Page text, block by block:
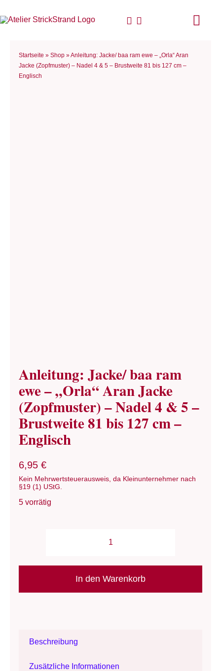
Inhalt
Startseite » Shop»Anleitung: Jacke/ baa ram ewe – „Orla“ Aran
Jacke (Zopfmuster) – Nadel 4 & 5 – Brustweite 81 bis 127 cm –
Englisch
Anleitung: Jacke/ baa ram
ewe – „Orla“ Aran Jacke
(Zopfmuster) – Nadel 4 & 5 –
Brustweite 81 bis 127 cm –
Englisch
6,95 €
Kein Mehrwertsteuerausweis, da Kleinunternehmer nach
§19 (1) UStG.
5 vorrätig
baa
In den Warenkorb
Beschreibung
Zusätzliche Informationen